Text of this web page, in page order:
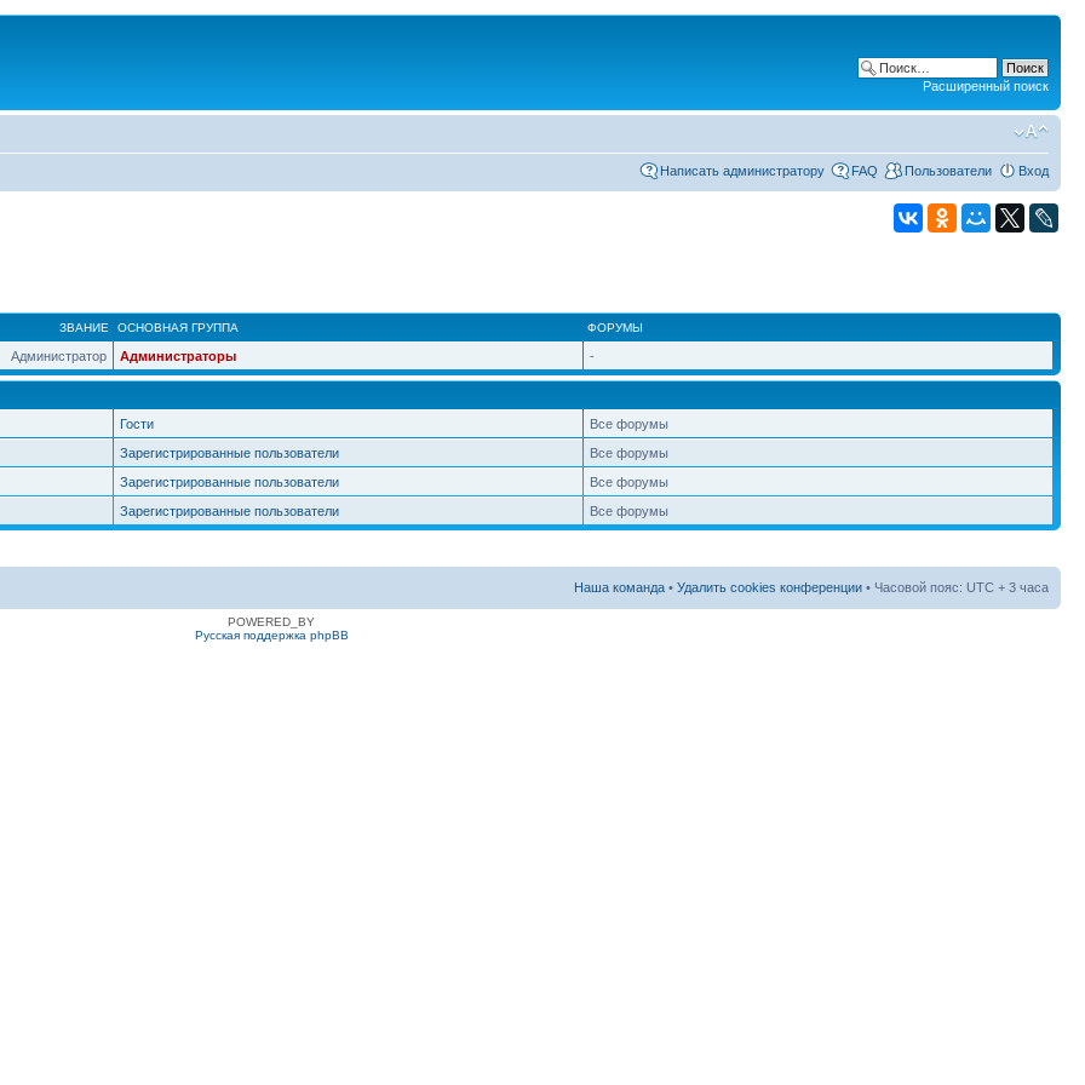
Расширенный поиск
Написать администратору FAQ Пользователи Вход
ЗВАНИЕ ОСНОВНАЯ ГРУППА ФОРУМЫ
Администратор Администраторы -
Гости
Все форумы
Зарегистрированные пользователи
Все форумы
Зарегистрированные пользователи
Все форумы
Зарегистрированные пользователи Все форумы
Наша команда • Удалить cookies конференции • Часовой пояс: UTC + 3 часа
POWERED_BY
Русская поддержка phpBB